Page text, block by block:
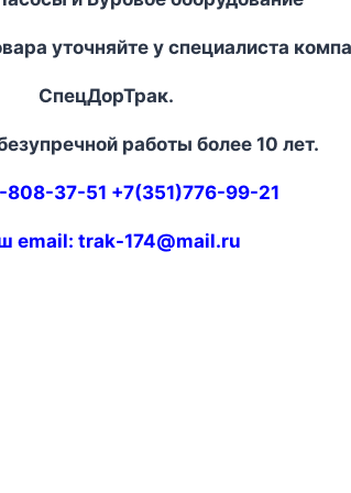
уточняйте у специалиста
СпецДорТрак.
работы более 10 лет.
808-37-51 +7(351)776-99-21
email: trak-174@mail.ru